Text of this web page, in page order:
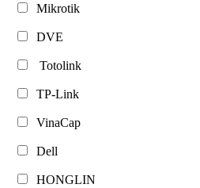
Mikrotik
DVE
Totolink
TP-Link
VinaCap
Dell
HONGLIN